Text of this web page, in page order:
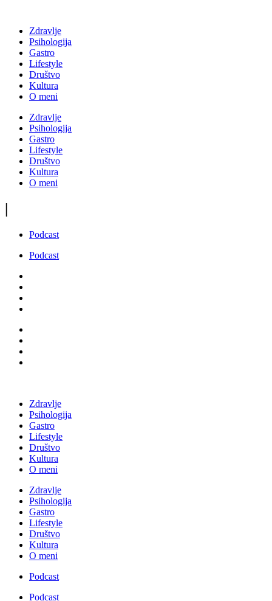
Zdravlje
Psihologija
Gastro
Lifestyle
Društvo
Kultura
O meni
Zdravlje
Psihologija
Gastro
Lifestyle
Društvo
Kultura
O meni
|
Podcast
Podcast
Zdravlje
Psihologija
Gastro
Lifestyle
Društvo
Kultura
O meni
Zdravlje
Psihologija
Gastro
Lifestyle
Društvo
Kultura
O meni
Podcast
Podcast